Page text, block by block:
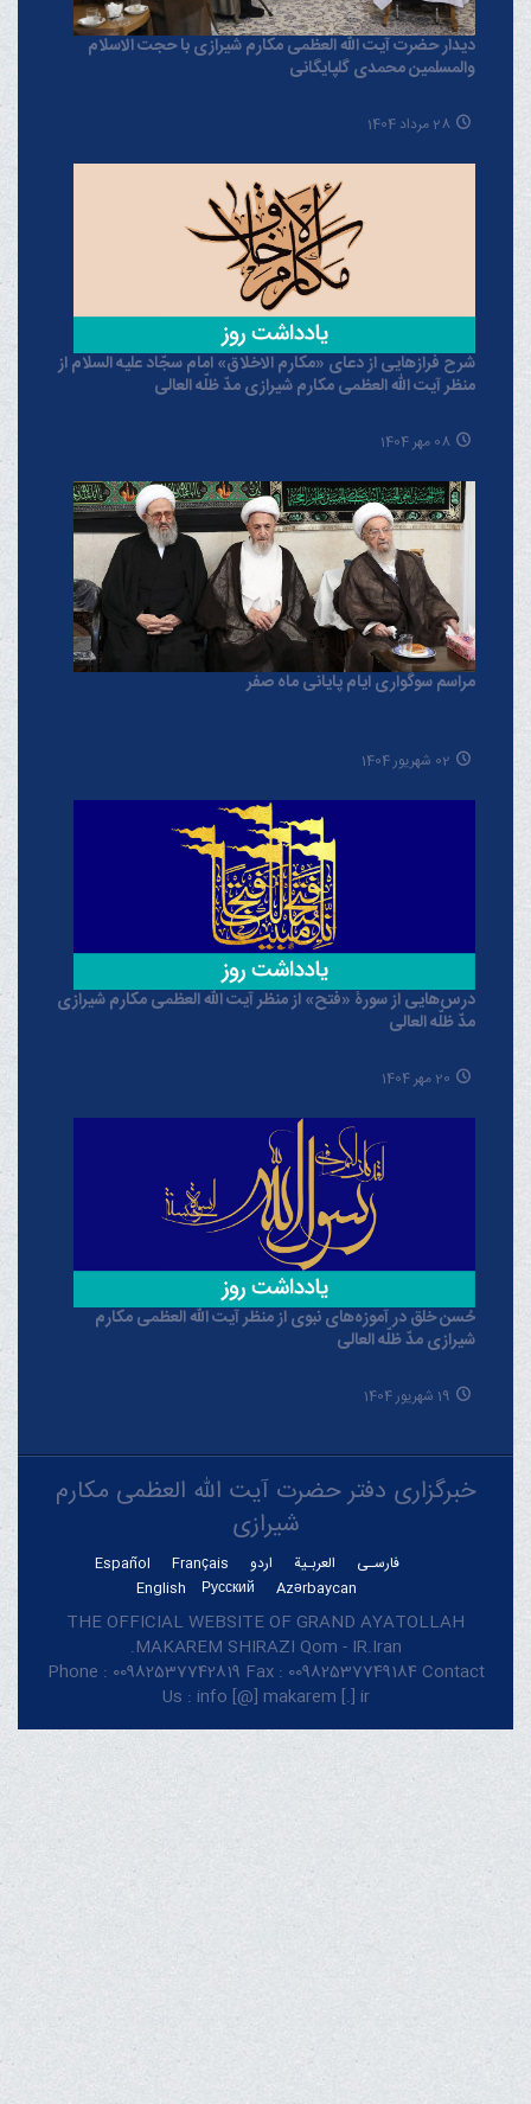
دیدار حضرت آیت الله العظمی مکارم شیرازی با حجت الاسلام
والمسلمین محمدی گلپایگانی
28 مرداد 1404
شرح فرازهایی از دعای «مکارم الاخلاق» امام سجّاد علیه السلام از
منظر آیت الله العظمی مکارم شیرازی مدّ ظلّه العالی
08 مهر 1404
مراسم سوگواری ایام پایانی ماه صفر
02 شهریور 1404
درس‌هایی از سورۀ «فتح» از منظر آیت الله العظمی مکارم شیرازی
مدّ ظلّه العالی
20 مهر 1404
حُسن خلق در آموزه‌های نبوی از منظر آیت الله العظمی مکارم
شیرازی مدّ ظلّه العالی
19 شهریور 1404
خبرگزاری دفتر حضرت آیت الله العظمی مکارم
شیرازی
فارسـی العربـیة اردو Français
Español
Azərbaycan
Русский
English
THE OFFICIAL WEBSITE OF GRAND AYATOLLAH
MAKAREM SHIRAZI Qom - IR.Iran.
Phone : 00982537742819 Fax : 00982537749184 Contact
Us : info [@] makarem [.] ir